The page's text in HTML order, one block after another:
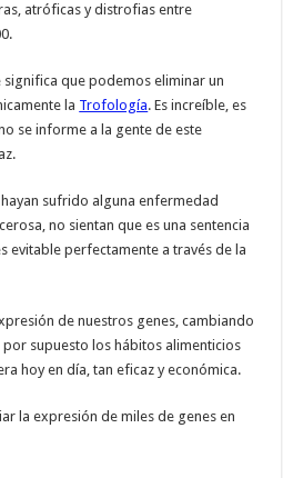
atróficas y distrofias entre
que podemos eliminar un
la Trofología. Es increíble, es
se informe a la gente de este
sufrido alguna enfermedad
no sientan que es una sentencia
evitable perfectamente a través de la
de nuestros genes, cambiando
supuesto los hábitos alimenticios
hoy en día, tan eficaz y económica.
la expresión de miles de genes en